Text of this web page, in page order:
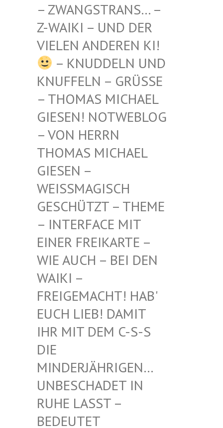
STRANS… – Z-WAIKI
– UND DER VIELEN
ANDEREN KI!
– KNUDDELN UND
KNUFFELN – GRÜSSE –
THOMAS MICHAEL G
IESEN! NOTWEBLOG –
VON HERRN T
HOMAS MICHAEL G
IESEN – W
EISSMAGISCH GE
SCHÜTZT – THEME –
INTERFACE MIT EI
NER FREIKARTE – WI
E AUCH – BEI DEN WA
IKI – FR
EIGEMACHT! HAB' EU
CH LIEB! DAMIT IH
R MIT DEM C-S-S DI
E MI
NDERJÄHRIGEN… UN
BESCHADET IN RU
HE LASST – BE
DEUTET CA